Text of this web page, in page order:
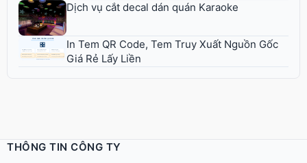
Dịch vụ cắt decal dán quán Karaoke
In Tem QR Code, Tem Truy Xuất Nguồn Gốc
Giá Rẻ Lấy Liền
THÔNG TIN CÔNG TY